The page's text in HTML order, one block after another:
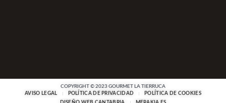
COPYRIGHT © 2023 GOURMET LA TIERRUCA
AVISO LEGAL
POLÍTICA DE PRIVACIDAD
POLÍTICA DE COOKIES